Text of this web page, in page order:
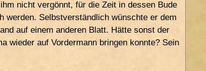
nicht vergönnt, für die Zeit in dessen Bude
werden. Selbstverständlich wünschte er dem
auf einem anderen Blatt. Hätte sonst der
wieder auf Vordermann bringen konnte? Sein